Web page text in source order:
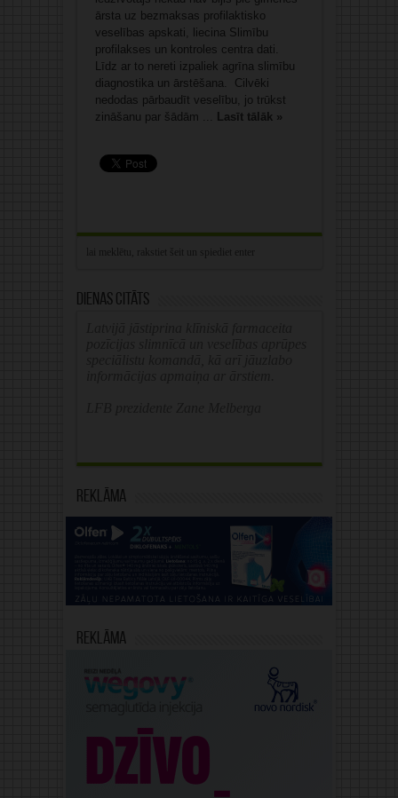
ārsta uz bezmaksas profilaktisko
veselības apskati, liecina Slimību
profilakses un kontroles centra dati.
Līdz ar to nereti izpaliek agrīna slimību
diagnostika un ārstēšana. Cilvēki
nedodas pārbaudīt veselību, jo trūkst
zināšanu par šādām ... Lasīt tālāk »
Dienas citāts
Reklāma
Reklāma